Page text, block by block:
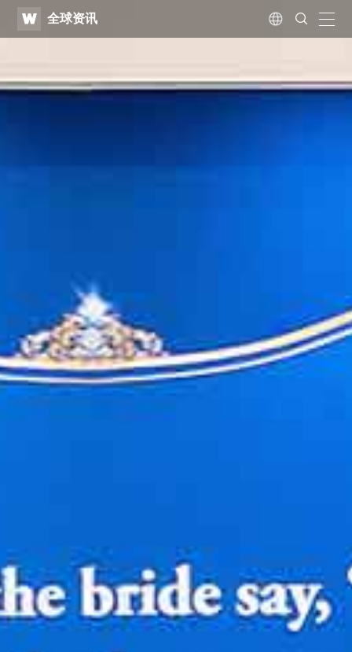
WATV全球资讯 Language
Search
Submit